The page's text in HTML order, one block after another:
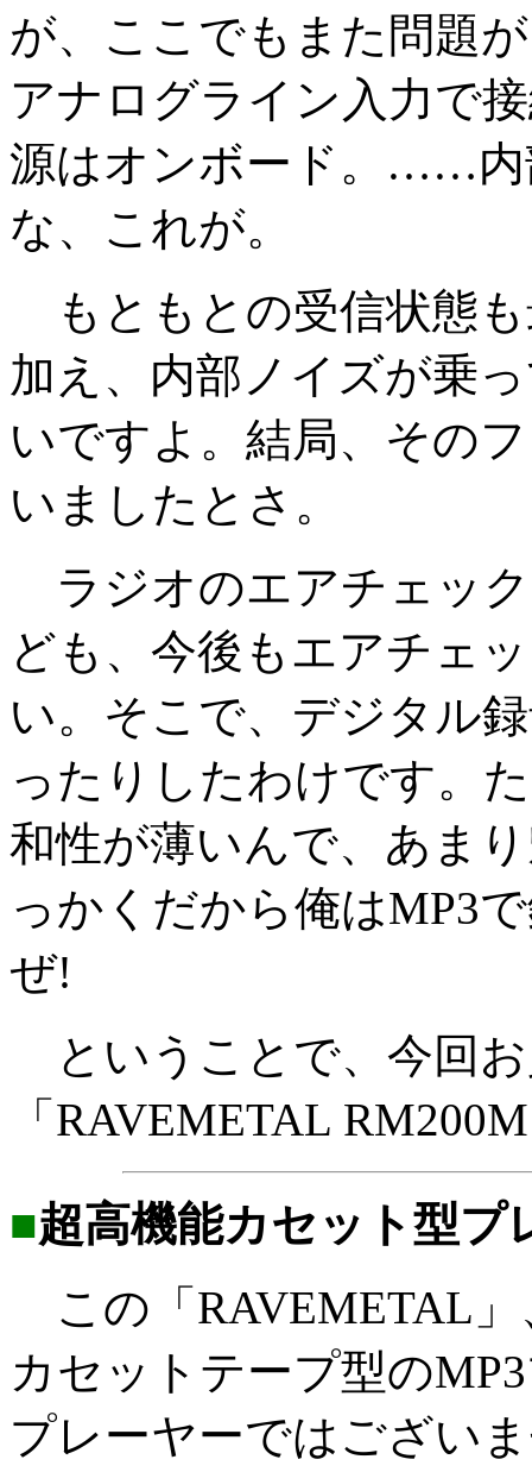
が、ここでもまた問題
アナログライン入力で
源はオンボード。……内
な、これが。
もともとの受信状態
加え、内部ノイズが乗
いですよ。結局、その
いましたとさ。
ラジオのエアチェッ
ども、今後もエアチェ
い。そこで、デジタル
ったりしたわけです。
和性が薄いんで、あま
っかくだから俺はMP3
ぜ!
ということで、今回
「RAVEMETAL
■超高機能カセット型プ
この「RAVEMETAL
カセットテープ型の
プレーヤーではござい